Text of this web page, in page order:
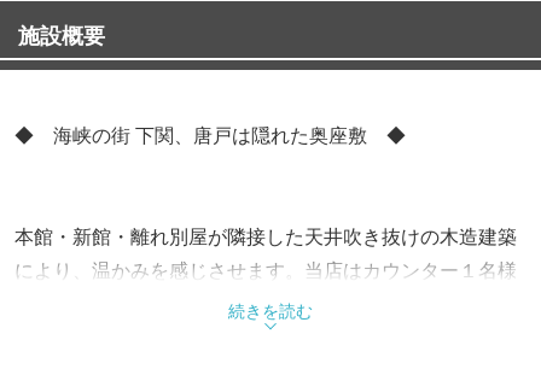
施設概要
◆ 海峡の街 下関、唐戸は隠れた奥座敷 ◆
本館・新館・離れ別屋が隣接した天井吹き抜けの木造建築
により、温かみを感じさせます。当店はカウンター１名様
から、２名〜８０名様までの団体様まで対応できるお部屋
を備えております。創業１９７７年、昔から変わらず下関
続きを読む